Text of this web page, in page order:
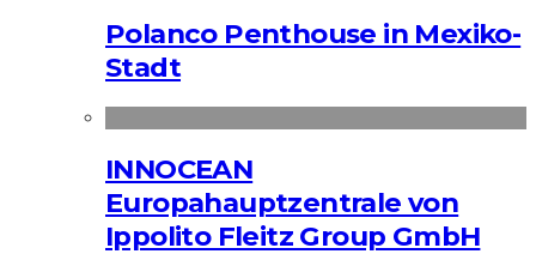
Polanco Penthouse in Mexiko-
Stadt
INNOCEAN
Europahauptzentrale von
Ippolito Fleitz Group GmbH